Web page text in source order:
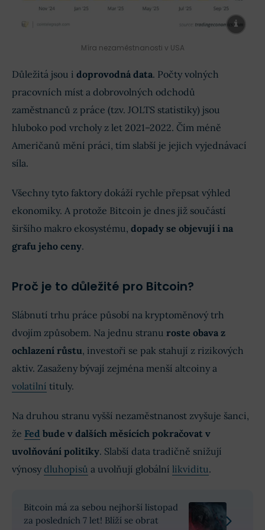
Míra nezaměstnanosti v USA
Důležitá jsou i doprovodná data. Počty volných
pracovních míst a dobrovolných odchodů
zaměstnanců z práce (tzv. JOLTS statistiky) jsou
hluboko pod vrcholy z let 2021–2022. Čím méně
Američanů mění práci, tím slabší je jejich vyjednávací
síla.
Všechny tyto faktory dokáží rychle přepsat výhled
ekonomiky. A protože Bitcoin je dnes již součástí
širšího makro ekosystému, dopady se objevují i na
grafu jeho ceny.
Proč je to důležité pro Bitcoin?
Slábnutí trhu práce působí na kryptoměnový trh
dvojím způsobem. Na jednu stranu roste obava z
ochlazení růstu, investoři se pak stahují z rizikových
aktiv. Zasaženy bývají zejména menší altcoiny a
volatilní tituly.
Na druhou stranu vyšší nezaměstnanost zvyšuje šanci,
že Fed bude v dalších měsících pokračovat v
uvolňování politiky. Slabší data tradičně snižují
výnosy dluhopisů a uvolňují globální likviditu.
Bitcoin má za sebou nejhorší listopad
za posledních 7 let! Blíží se obrat